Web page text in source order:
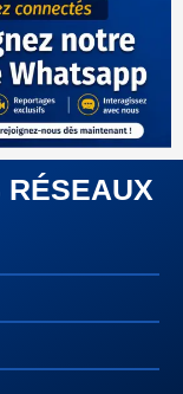
RÉSEAUX